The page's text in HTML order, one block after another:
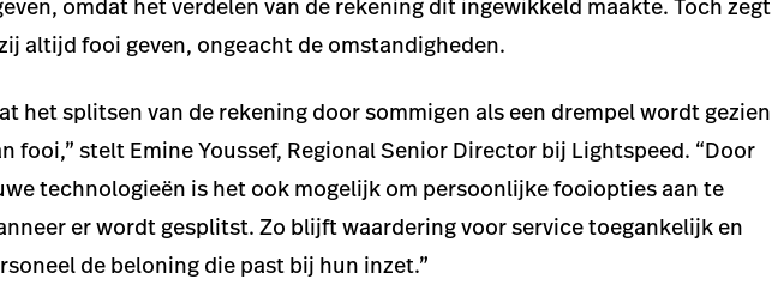
omdat het verdelen van de rekening dit ingewikkeld maakte. Toch zegt
altijd fooi geven, ongeacht de omstandigheden.
het splitsen van de rekening door sommigen als een drempel wordt gezien
fooi,” stelt Emine Youssef, Regional Senior Director bij Lightspeed. “Door
technologieën is het ook mogelijk om persoonlijke fooiopties aan te
er wordt gesplitst. Zo blijft waardering voor service toegankelijk en
de beloning die past bij hun inzet.”